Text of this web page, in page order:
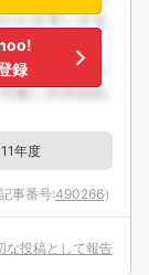
録
年度
記事番号:490266）
な投稿として報告